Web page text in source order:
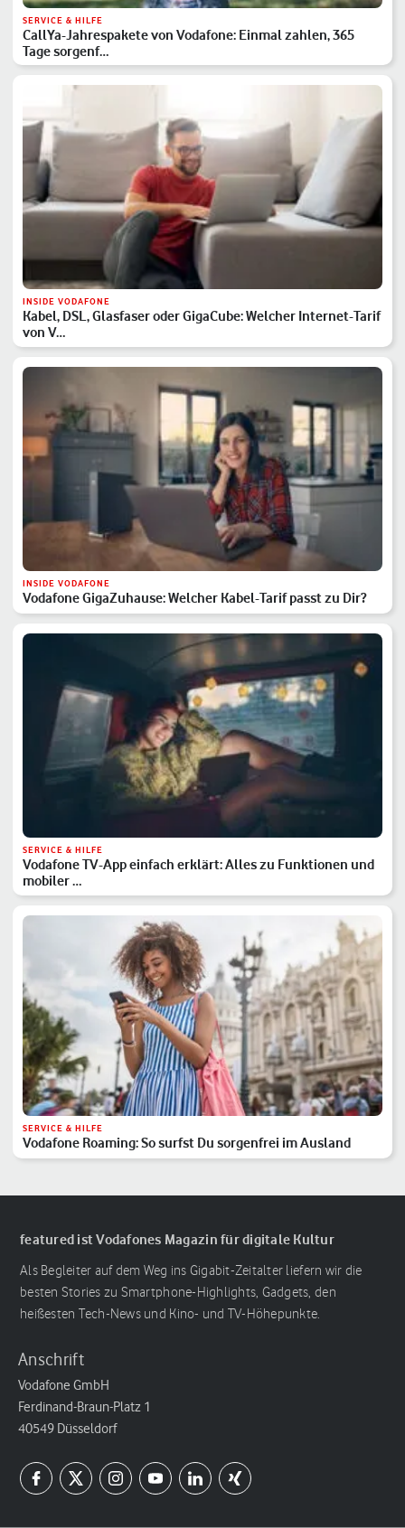
SERVICE & HILFE
CallYa-Jahrespakete von Vodafone: Einmal zahlen, 365
Tage sorgenf…
INSIDE VODAFONE
Kabel, DSL, Glasfaser oder GigaCube: Welcher Internet-Tarif
von V…
INSIDE VODAFONE
Vodafone GigaZuhause: Welcher Kabel-Tarif passt zu Dir?
SERVICE & HILFE
Vodafone TV-App einfach erklärt: Alles zu Funktionen und
mobiler …
SERVICE & HILFE
Vodafone Roaming: So surfst Du sorgenfrei im Ausland
featured ist Vodafones Magazin für digitale Kultur
Als Begleiter auf dem Weg ins Gigabit-Zeitalter liefern wir die
besten Stories zu Smartphone-Highlights, Gadgets, den
heißesten Tech-News und Kino- und TV-Höhepunkte.
Anschrift
Vodafone GmbH
Ferdinand-Braun-Platz 1
40549 Düsseldorf